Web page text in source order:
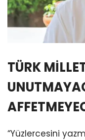
TÜRK
“Yüzlercesini